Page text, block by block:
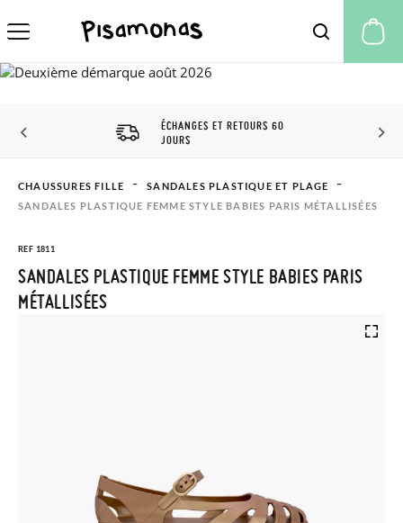
ÉCHANGES ET RETOURS 60
JOURS
CHAUSSURES FILLE
SANDALES PLASTIQUE ET PLAGE
SANDALES PLASTIQUE FEMME STYLE BABIES PARIS MÉTALLISÉES
REF 1811
SANDALES PLASTIQUE FEMME STYLE BABIES PARIS
MÉTALLISÉES